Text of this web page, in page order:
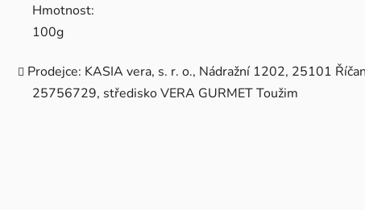
Hmotnost:
100g
Prodejce: KASIA vera, s. r. o., Nádražní 1202, 25101
25756729, středisko VERA GURMET Toužim